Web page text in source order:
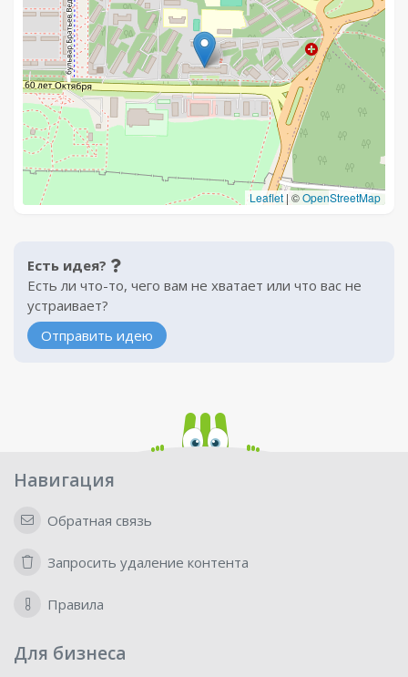
Leaflet | ©OpenStreetMap
Есть идея?
Есть ли что-то, чего вам не хватает или что вас не
устраивает?
Отправить идею
Навигация
Обратная связь
Запросить удаление контента
Правила
Для бизнеса